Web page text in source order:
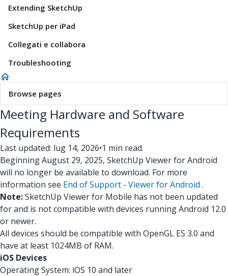
Extending SketchUp
SketchUp per iPad
Collegati e collabora
Troubleshooting
Browse pages
Meeting Hardware and Software
Requirements
Last updated: lug 14, 2026•1 min read.
Beginning August 29, 2025, SketchUp Viewer for Android
will no longer be available to download. For more
information see End of Support - Viewer for Android .
Note:SketchUp Viewer for Mobile has not been updated
for and is not compatible with devices running Android 12.0
or newer.
All devices should be compatible with OpenGL ES 3.0 and
have at least 1024MB of RAM.
iOS Devices
Operating System: iOS 10 and later